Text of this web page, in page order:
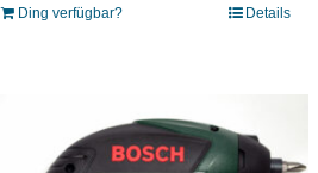
Ding verfügbar? Details